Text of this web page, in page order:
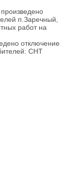
п.Заречный,
работ на
отключение
СНТ